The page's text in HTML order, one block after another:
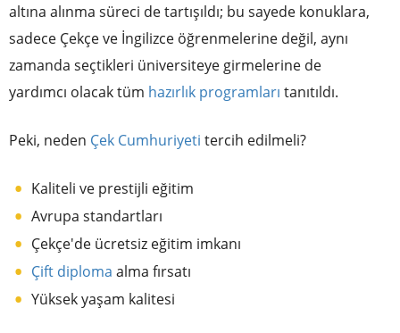
altına alınma süreci de tartışıldı; bu sayede konuklara,
sadece Çekçe ve İngilizce öğrenmelerine değil, aynı
zamanda seçtikleri üniversiteye girmelerine de
yardımcı olacak tüm hazırlık programları tanıtıldı.
Peki, neden Çek Cumhuriyeti tercih edilmeli?
Kaliteli ve prestijli eğitim
Avrupa standartları
Çekçe'de ücretsiz eğitim imkanı
Çift diploma alma fırsatı
Yüksek yaşam kalitesi